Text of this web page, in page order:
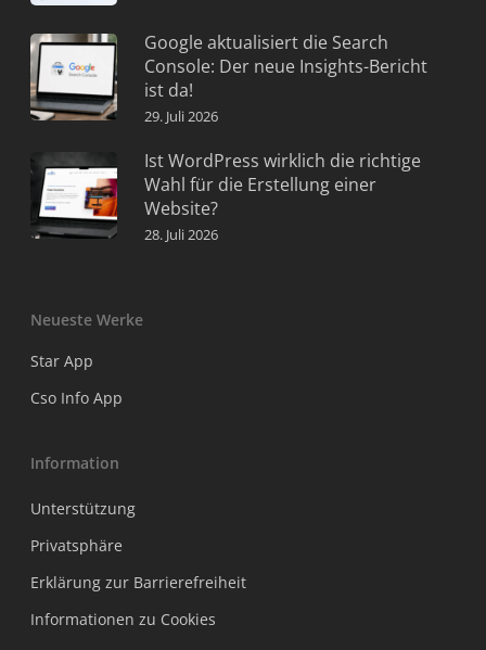
Google aktualisiert die Search
Console: Der neue Insights-Bericht
ist da!
29. Juli 2026
Ist WordPress wirklich die richtige
Wahl für die Erstellung einer
Website?
28. Juli 2026
Neueste Werke
Star App
Cso Info App
Information
Unterstützung
Privatsphäre
Erklärung zur Barrierefreiheit
Informationen zu Cookies